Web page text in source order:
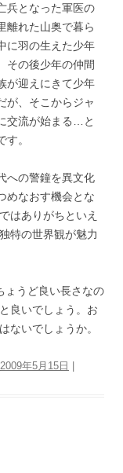
兵となった軍医の
離れた山奥で暮ら
に羽の生えた少年
その後少年の仲間
が迎えにきて少年
が、そこからジャ
交流が始まる…と
。
への警鐘を異文化
めなおす機会とな
はありがちといえ
特の世界観が魅力
ょうど良い長さなの
良いでしょう。お
ないでしょうか。
2009年5月15日